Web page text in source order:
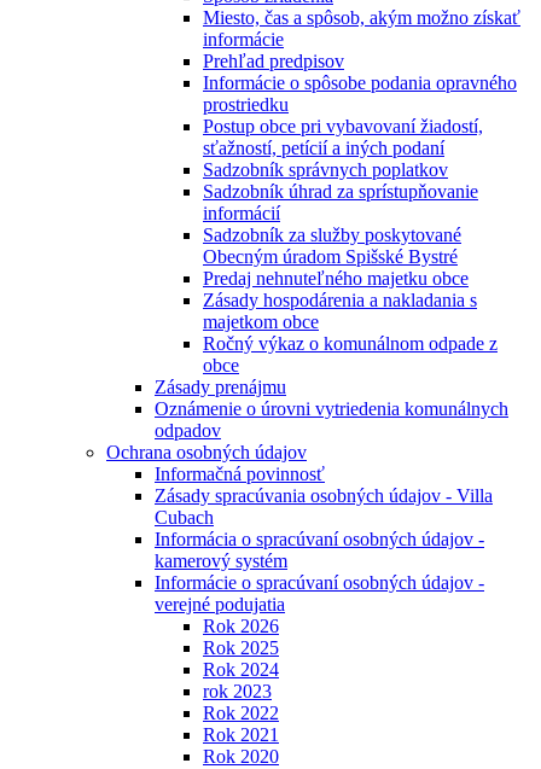
Miesto, čas a spôsob, akým možno získať
informácie
Prehľad predpisov
Informácie o spôsobe podania opravného
prostriedku
Postup obce pri vybavovaní žiadostí,
sťažností, petícií a iných podaní
Sadzobník správnych poplatkov
Sadzobník úhrad za sprístupňovanie
informácií
Sadzobník za služby poskytované
Obecným úradom Spišské Bystré
Predaj nehnuteľného majetku obce
Zásady hospodárenia a nakladania s
majetkom obce
Ročný výkaz o komunálnom odpade z
obce
Zásady prenájmu
Oznámenie o úrovni vytriedenia komunálnych
odpadov
Ochrana osobných údajov
Informačná povinnosť
Zásady spracúvania osobných údajov - Villa
Cubach
Informácia o spracúvaní osobných údajov -
kamerový systém
Informácie o spracúvaní osobných údajov -
verejné podujatia
Rok 2026
Rok 2025
Rok 2024
rok 2023
Rok 2022
Rok 2021
Rok 2020